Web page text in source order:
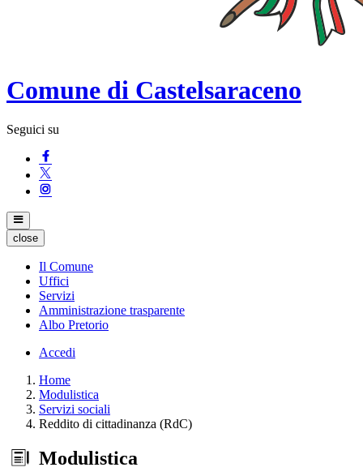
Comune di Castelsaraceno
Seguici su
close
Il Comune
Uffici
Servizi
Amministrazione trasparente
Albo Pretorio
Accedi
Home
Modulistica
Servizi sociali
Reddito di cittadinanza (RdC)
Modulistica